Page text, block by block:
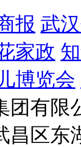
报 武
家政
博览会
团有限
区东